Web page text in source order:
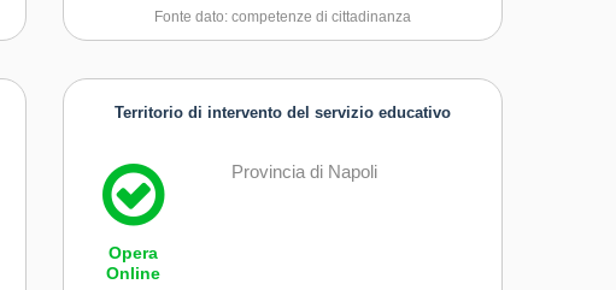
dei problemi
Fonte dato: competenze di cittadinanza
Territorio di intervento del servizio educativo
Opera
Online
Provincia di Napoli